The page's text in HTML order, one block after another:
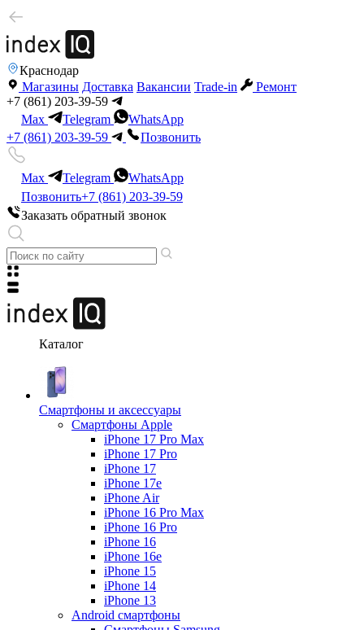
Краснодар
Магазины Доставка Вакансии Trade-in
Ремонт
+7 (861) 203-39-59
Max
Telegram
WhatsApp
+7 (861) 203-39-59
Позвонить
Max Telegram
WhatsApp
Позвонить+7 (861) 203-39-59
Заказать обратный звонок
Каталог
Смартфоны и аксессуары
Смартфоны Apple
iPhone 17 Pro Max
iPhone 17 Pro
iPhone 17
iPhone 17e
iPhone Air
iPhone 16 Pro Max
iPhone 16 Pro
iPhone 16
iPhone 16e
iPhone 15
iPhone 14
iPhone 13
Android cмартфоны